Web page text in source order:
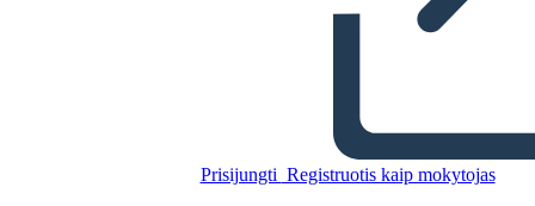
Prisijungti Registruotis kaip mokytojas
Shi-shi-etko